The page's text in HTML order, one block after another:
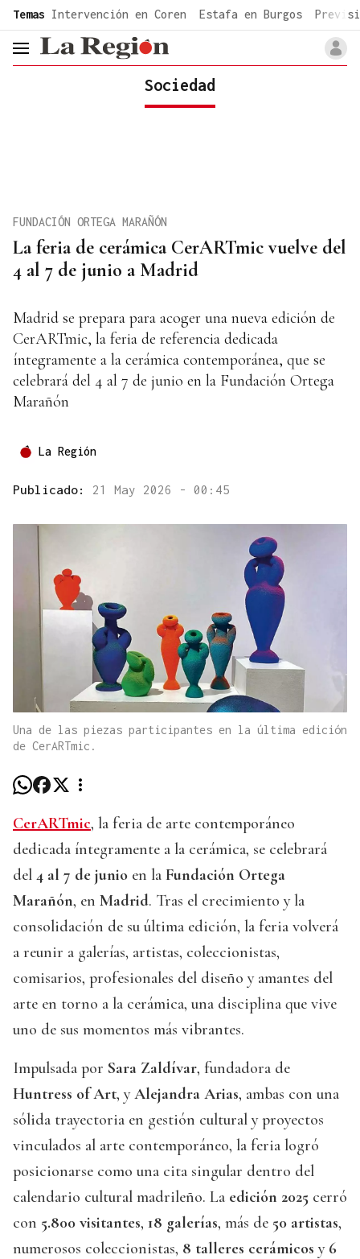
common.go-to-content
Temas Intervención en Coren Estafa en Burgos
header.menu.open
Sociedad
La feria de cerámica CerARTmic vuelve del
4 al 7 de junio a Madrid
FUNDACIÓN ORTEGA MARAÑÓN
Madrid se prepara para acoger una nueva edición de
CerARTmic, la feria de referencia dedicada
íntegramente a la cerámica contemporánea, que se
celebrará del 4 al 7 de junio en la Fundación Ortega
Marañón
La Región
Publicado: 21 May 2026 - 00:45
Una de las piezas participantes en la última edición
de CerARTmic.
CerARTmic, la feria de arte contemporáneo
dedicada íntegramente a la cerámica, se celebrará
del 4 al 7 de junio en la Fundación Ortega
Marañón, en Madrid. Tras el crecimiento y la
consolidación de su última edición, la feria volverá
a reunir a galerías, artistas, coleccionistas,
comisarios, profesionales del diseño y amantes del
arte en torno a la cerámica, una disciplina que vive
uno de sus momentos más vibrantes.
Impulsada por Sara Zaldívar, fundadora de
Huntress of Art, yAlejandra Arias, ambas con una
sólida trayectoria en gestión cultural y proyectos
vinculados al arte contemporáneo, la feria logró
posicionarse como una cita singular dentro del
calendario cultural madrileño. La edición 2025 cerró
con 5.800 visitantes, 18 galerías, más de 50 artistas,
numerosos coleccionistas, 8 talleres cerámicos y 6